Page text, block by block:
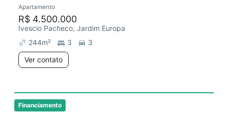
Financiamento
Apartamento
R$ 4.500.000
Ivescio Pacheco, Jardim Europa
244m² 3
3
Ver contato